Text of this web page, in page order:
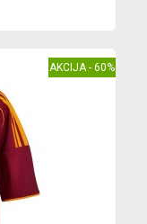
AKCIJA - 60%